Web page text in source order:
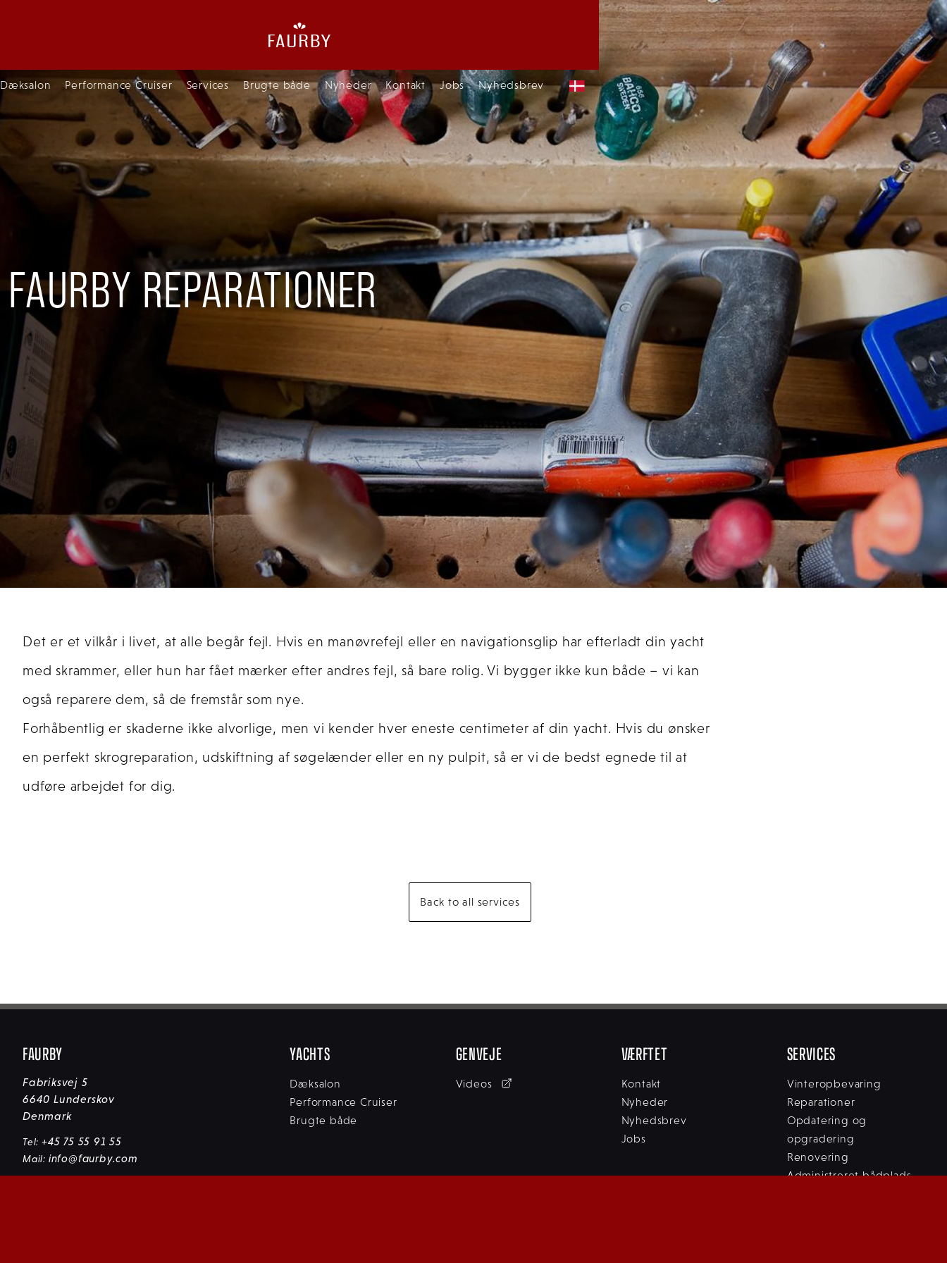
Dæksalon Performance Cruiser Services Brugte både Nyheder Kontakt Jobs Nyhedsbrev
FAURBY REPARATIONER
Det er et vilkår i livet, at alle begår fejl. Hvis en manøvrefejl eller en navigationsglip har efterladt din yacht
med skrammer, eller hun har fået mærker efter andres fejl, så bare rolig. Vi bygger ikke kun både – vi kan
også reparere dem, så de fremstår som nye.
Forhåbentlig er skaderne ikke alvorlige, men vi kender hver eneste centimeter af din yacht. Hvis du ønsker
en perfekt skrogreparation, udskiftning af søgelænder eller en ny pulpit, så er vi de bedst egnede til at
udføre arbejdet for dig.
Back to all services
FAURBY
Fabriksvej 5
6640 Lunderskov
Denmark
Tel: +45 75 55 91 55
Mail: info@faurby.com
YACHTS
Dæksalon
Performance Cruiser
Brugte både
GENVEJE
Videos
VÆRFTET
Kontakt
Nyheder
Nyhedsbrev
Jobs
SERVICES
Vinteropbevaring
Reparationer
Opdatering og
opgradering
Renovering
Administreret bådplads